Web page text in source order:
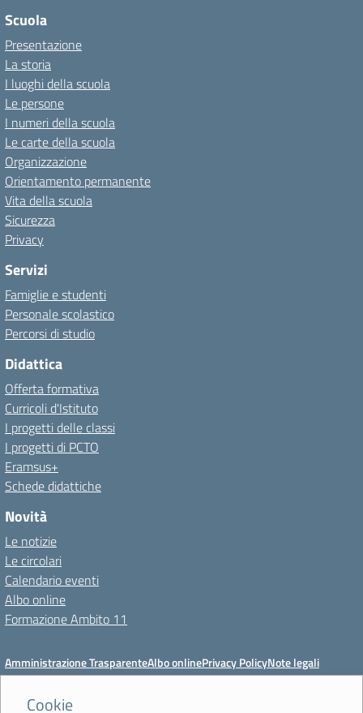
Cookie
Scuola
Presentazione
La storia
I luoghi della scuola
Le persone
I numeri della scuola
Le carte della scuola
Organizzazione
Orientamento permanente
Vita della scuola
Sicurezza
Privacy
Servizi
Famiglie e studenti
Personale scolastico
Percorsi di studio
Didattica
Offerta formativa
Curricoli d'Istituto
I progetti delle classi
I progetti di PCTO
Eramsus+
Schede didattiche
Novità
Le notizie
Le circolari
Calendario eventi
Albo online
Formazione Ambito 11
Amministrazione TrasparenteAlbo onlinePrivacy PolicyNote legali
Meccanismo di feedbackDichiarazioni di accessibilitàPreferenze cookie